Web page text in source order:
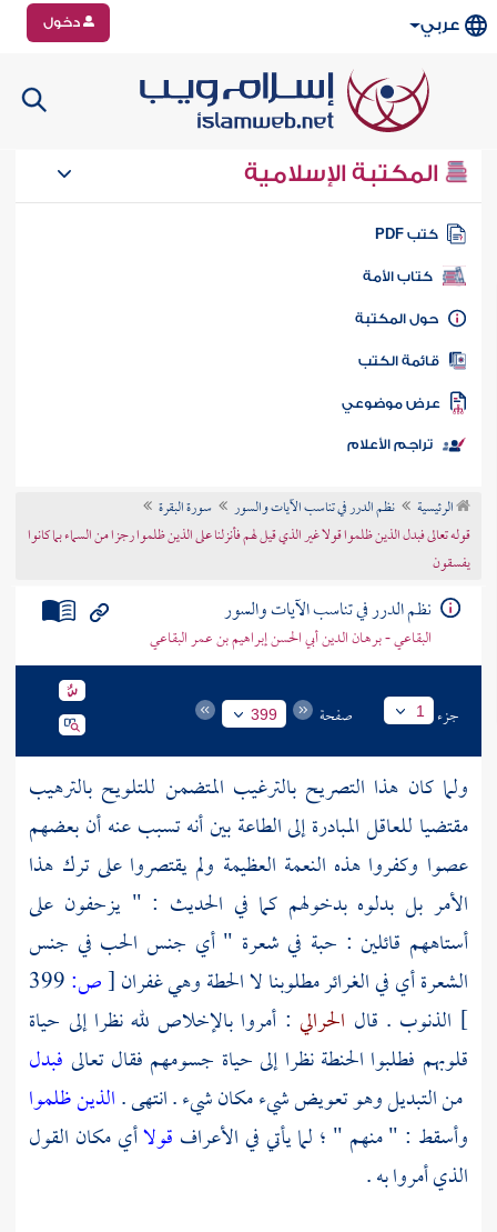
عربي دخول
المكتبة الإسلامية
كتب PDF
كتاب الأمة
المكتبة
الكتب
موضوعي
تراجم الأعلام
الرئيسية نظم الدرر في تناسب الآيات والسور
سورة البقرة
قوله تعالى فبدل الذين ظلموا قولا غير الذي قيل لهم فأنزلنا على الذين ظلموا رجزا من السماء بما كانوا
يفسقون
نظم الدرر في تناسب الآيات والسور
البقاعي - برهان الدين أبي الحسن إبراهيم بن عمر البقاعي
جزء 1 صفحة 399
ولما كان هذا التصريح بالترغيب المتضمن للتلويح بالترهيب
مقتضيا للعاقل المبادرة إلى الطاعة بين أنه تسبب عنه أن بعضهم
عصوا وكفروا هذه النعمة العظيمة ولم يقتصروا على ترك هذا
الأمر بل بدلوه بدخولهم كما في الحديث : " يزحفون على
أستاههم قائلين : حبة في شعرة " أي جنس الحب في جنس
الشعرة أي في الغرائر مطلوبنا لا الحطة وهي غفران[ص:399
] الذنوب . قال الحرالي : أمروا بالإخلاص لله نظرا إلى حياة
قلوبهم فطلبوا الحنطة نظرا إلى حياة جسومهم فقال تعالى فبدل
من التبديل وهو تعويض شيء مكان شيء . انتهى .الذين ظلموا
وأسقط : " منهم " ؛ لما يأتي في الأعراف قولاأي مكان القول
الذي أمروا به .